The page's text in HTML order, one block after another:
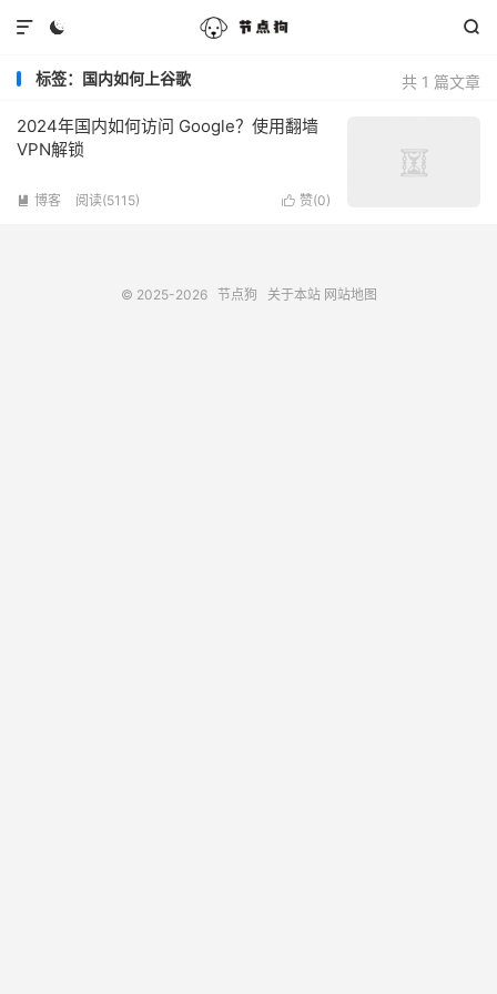
 

共 1 篇文章
标签：国内如何上谷歌
2024年国内如何访问 Google？使用翻墙
VPN解锁
 赞(0)
 博客 阅读(5115)
© 2025-2026 节点狗 关于本站 网站地图